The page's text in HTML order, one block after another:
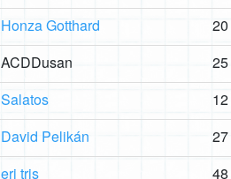
Honza Gotthard 20
ACDDusan 25
Salatos 12
David Pelikán 27
eri tris 48